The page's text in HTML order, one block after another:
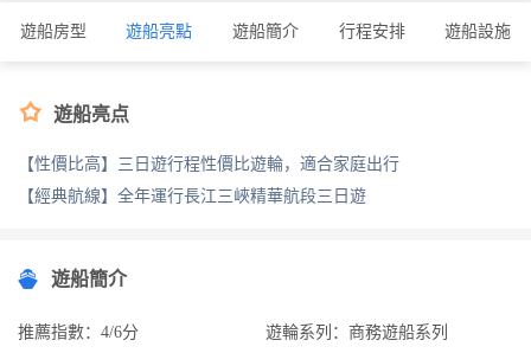
遊船房型 遊船亮點 遊船簡介 行程安排 遊船設施
 遊船亮点
【性價比高】三日遊行程性價比遊輪，適合家庭出行
【經典航線】全年運行長江三峽精華航段三日遊
遊船簡介
推薦指數：4/6分
遊輪系列：商務遊船系列